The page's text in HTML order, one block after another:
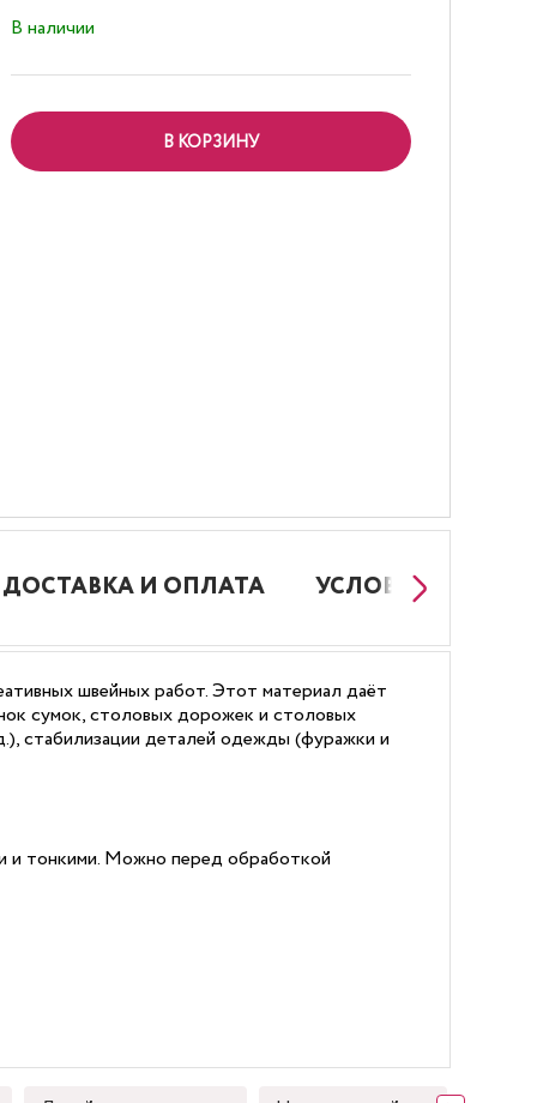
В наличии
В КОРЗИНУ
ДОСТАВКА И ОПЛАТА УСЛОВИЯ РАБОТЫ
швейных работ. Этот материал даёт
сумок, столовых дорожек и столовых
стабилизации деталей одежды (фуражки и
и тонкими. Можно перед обработкой